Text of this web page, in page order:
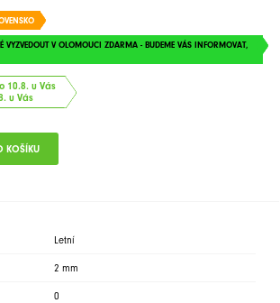
VYZVEDOUT V OLOMOUCI ZDARMA - BUDEME VÁS INFORMOVAT,
10.8. u Vás
u Vás
Letní
2 mm
0